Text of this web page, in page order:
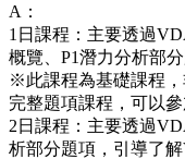
A：
1日課程：主要透過
概覽、P1潛力分析部
※此課程為基礎課程
完整題項課程，可以
2日課程：主要透過
析部分題項，引導了